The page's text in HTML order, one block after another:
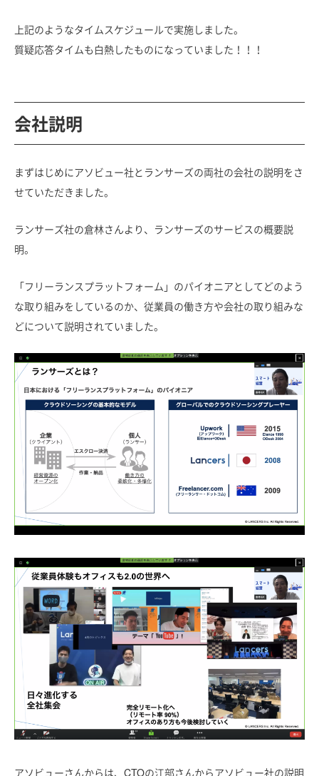
上記のようなタイムスケジュールで実施しました。
質疑応答タイムも白熱したものになっていました！！！
会社説明
まずはじめにアソビュー社とランサーズの両社の会社の説明をさ
せていただきました。
ランサーズ社の倉林さんより、ランサーズのサービスの概要説
明。
「フリーランスプラットフォーム」のパイオニアとしてどのよう
な取り組みをしているのか、従業員の働き方や会社の取り組みな
どについて説明されていました。
アソビューさんからは、CTOの江部さんからアソビュー社の説明